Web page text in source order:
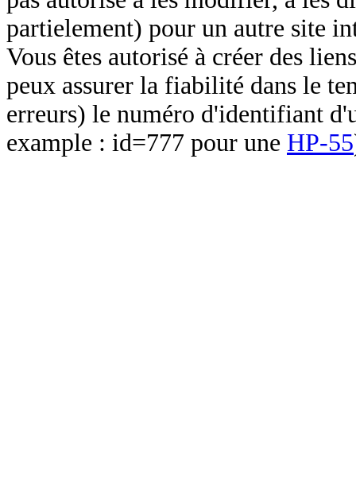
partielement) pour un autre site
Vous êtes autorisé à créer des
peux assurer la fiabilité dans le
erreurs) le numéro d'identifiant
example : id=777 pour une HP-55